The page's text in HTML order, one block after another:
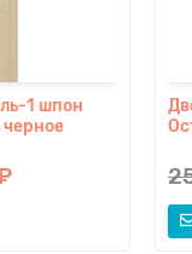
1 шпон
черное